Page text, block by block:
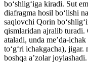
boʻshligʻiga kiradi. Sut
diafragma hosil boʻlishi
saqlovchi Qorin
qismlaridan ajralib turadi.
ataladi, unda meʼda-
toʻgʻri ichakgacha), jigar.
boshqa aʼzolar joylashadi.